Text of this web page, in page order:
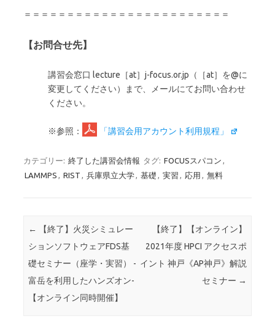
＝＝＝＝＝＝＝＝＝＝＝＝＝＝＝＝＝＝＝＝＝＝＝＝
【お問合せ先】
講習会窓口 lecture［at］j-focus.or.jp（［at］を@に
変更してください）まで、メールにてお問い合わせ
ください。
※参照： 「講習会用アカウント利用規程」
カテゴリー: 終了した講習会情報 タグ: FOCUSスパコン ,
LAMMPS , RIST , 兵庫県立大学, 基礎 , 実習 , 応用 , 無料
投稿ナビゲーション
←
【終了】火災シミュレー
ションソフトウェアFDS基
礎セミナー（座学・実習） -
富岳を利用したハンズオン-
【オンライン同時開催】
【終了】【オンライン】
2021年度 HPCI アクセスポ
イント 神戸《AP神戸》解説
セミナー →